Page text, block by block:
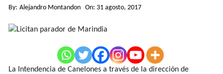
By: Alejandro Montandon On: 31 agosto, 2017
La Intendencia de Canelones a través de la dirección de